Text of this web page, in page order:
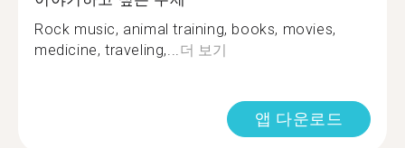
Rock music, animal training, books, movies,
medicine, traveling,...더 보기
앱 다운로드